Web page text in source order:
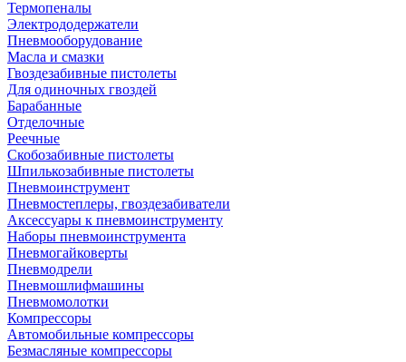
Термопеналы
Электрододержатели
Пневмооборудование
Масла и смазки
Гвоздезабивные пистолеты
Для одиночных гвоздей
Барабанные
Отделочные
Реечные
Скобозабивные пистолеты
Шпилькозабивные пистолеты
Пневмоинструмент
Пневмостеплеры, гвоздезабиватели
Аксессуары к пневмоинструменту
Наборы пневмоинструмента
Пневмогайковерты
Пневмодрели
Пневмошлифмашины
Пневмомолотки
Компрессоры
Автомобильные компрессоры
Безмасляные компрессоры